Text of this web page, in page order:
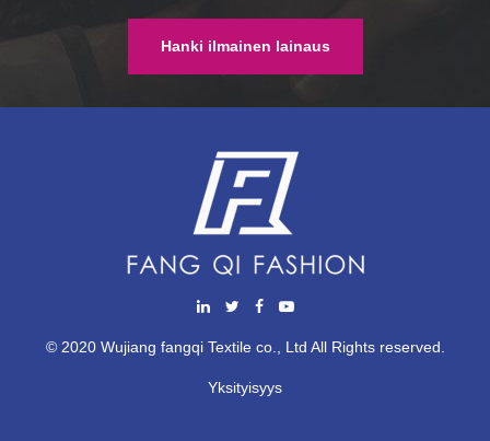
Hanki ilmainen lainaus
© 2020 Wujiang fangqi Textile co., Ltd All Rights reserved.
Yksityisyys